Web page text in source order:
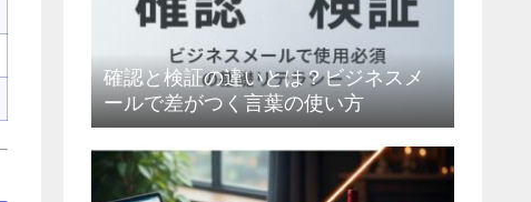
確認と検証の違いとは？ビジネスメ
ールで差がつく言葉の使い方